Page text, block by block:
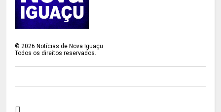
©2026 Notícias de Nova Iguaçu
Todos os direitos reservados.